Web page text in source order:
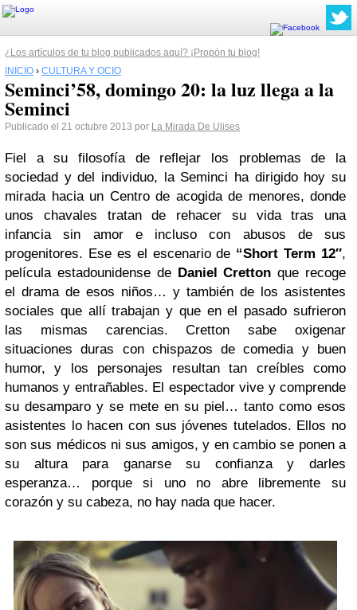
¿Los artículos de tu blog publicados aquí? ¡Propón tu blog!
INICIO › CULTURA Y OCIO
Seminci’58, domingo 20: la luz llega a la
Seminci
Publicado el 21 octubre 2013 por La Mirada De Ulises
Fiel a su filosofía de reflejar los problemas de la
sociedad y del individuo, la Seminci ha dirigido hoy su
mirada hacia un Centro de acogida de menores, donde
unos chavales tratan de rehacer su vida tras una
infancia sin amor e incluso con abusos de sus
progenitores. Ese es el escenario de “Short Term 12″,
película estadounidense de Daniel Cretton que recoge
el drama de esos niños… y también de los asistentes
sociales que allí trabajan y que en el pasado sufrieron
las mismas carencias. Cretton sabe oxigenar
situaciones duras con chispazos de comedia y buen
humor, y los personajes resultan tan creíbles como
humanos y entrañables. El espectador vive y comprende
su desamparo y se mete en su piel… tanto como esos
asistentes lo hacen con sus jóvenes tutelados. Ellos no
son sus médicos ni sus amigos, y en cambio se ponen a
su altura para ganarse su confianza y darles
esperanza… porque si uno no abre libremente su
corazón y su cabeza, no hay nada que hacer.